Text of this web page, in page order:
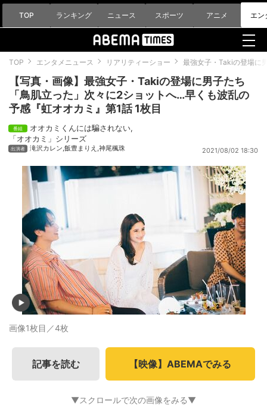
TOP ランキング ニュース スポーツ アニメ エン
TOP エンタメニュース リアリティーショー 最強女子・Takiの登場に
【写真・画像】最強女子・Takiの登場に男子たち
「鳥肌立った」次々に2ショットへ…早くも波乱の
予感『虹オオカミ』第1話 1枚目
オオカミくんには騙されない,
「オオカミ」シリーズ
滝沢カレン,飯豊まりえ ,神尾楓珠 2021/08/02 18:30
画像1枚目／4枚
記事を読む 【映像】ABEMAでみる
▼スクロールで次の画像をみる▼